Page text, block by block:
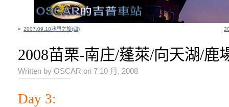
« 2007.09.18澳門之旅(四)
2008苗栗-南庄/蓬萊/向天湖/鹿
Written by OSCAR on 7 10 月, 2008
Day 3: